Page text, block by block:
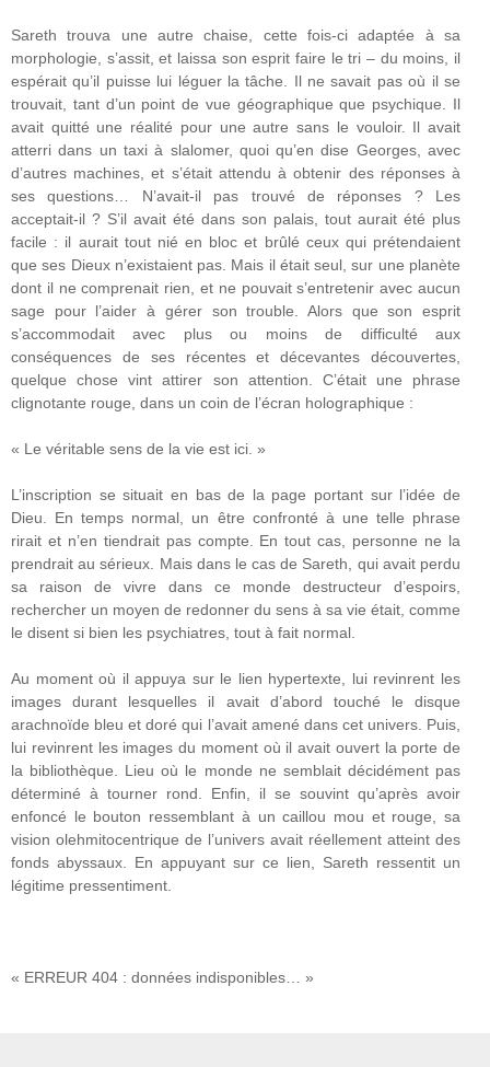
Sareth trouva une autre chaise, cette fois-ci adaptée à sa
morphologie, s’assit, et laissa son esprit faire le tri – du moins, il
espérait qu’il puisse lui léguer la tâche. Il ne savait pas où il se
trouvait, tant d’un point de vue géographique que psychique. Il
avait quitté une réalité pour une autre sans le vouloir. Il avait
atterri dans un taxi à slalomer, quoi qu’en dise Georges, avec
d’autres machines, et s’était attendu à obtenir des réponses à
ses questions… N’avait-il pas trouvé de réponses ? Les
acceptait-il ? S’il avait été dans son palais, tout aurait été plus
facile : il aurait tout nié en bloc et brûlé ceux qui prétendaient
que ses Dieux n’existaient pas. Mais il était seul, sur une planète
dont il ne comprenait rien, et ne pouvait s’entretenir avec aucun
sage pour l’aider à gérer son trouble. Alors que son esprit
s’accommodait avec plus ou moins de difficulté aux
conséquences de ses récentes et décevantes découvertes,
quelque chose vint attirer son attention. C’était une phrase
clignotante rouge, dans un coin de l’écran holographique :
« Le véritable sens de la vie est ici. »
L’inscription se situait en bas de la page portant sur l’idée de
Dieu. En temps normal, un être confronté à une telle phrase
rirait et n’en tiendrait pas compte. En tout cas, personne ne la
prendrait au sérieux. Mais dans le cas de Sareth, qui avait perdu
sa raison de vivre dans ce monde destructeur d’espoirs,
rechercher un moyen de redonner du sens à sa vie était, comme
le disent si bien les psychiatres, tout à fait normal.
Au moment où il appuya sur le lien hypertexte, lui revinrent les
images durant lesquelles il avait d’abord touché le disque
arachnoïde bleu et doré qui l’avait amené dans cet univers. Puis,
lui revinrent les images du moment où il avait ouvert la porte de
la bibliothèque. Lieu où le monde ne semblait décidément pas
déterminé à tourner rond. Enfin, il se souvint qu’après avoir
enfoncé le bouton ressemblant à un caillou mou et rouge, sa
vision olehmitocentrique de l’univers avait réellement atteint des
fonds abyssaux. En appuyant sur ce lien, Sareth ressentit un
légitime pressentiment.
« ERREUR 404 : données indisponibles… »